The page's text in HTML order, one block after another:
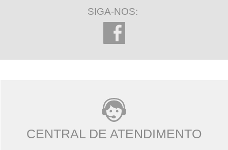
SIGA-NOS:
CENTRAL DE ATENDIMENTO